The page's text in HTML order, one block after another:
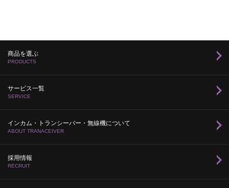
商品を選ぶ
PRODUCTS
サービス一覧
SERVICE
インカム・トランシーバー・無線機について
ABOUT TRANACEIVER
採用情報
RECRUIT